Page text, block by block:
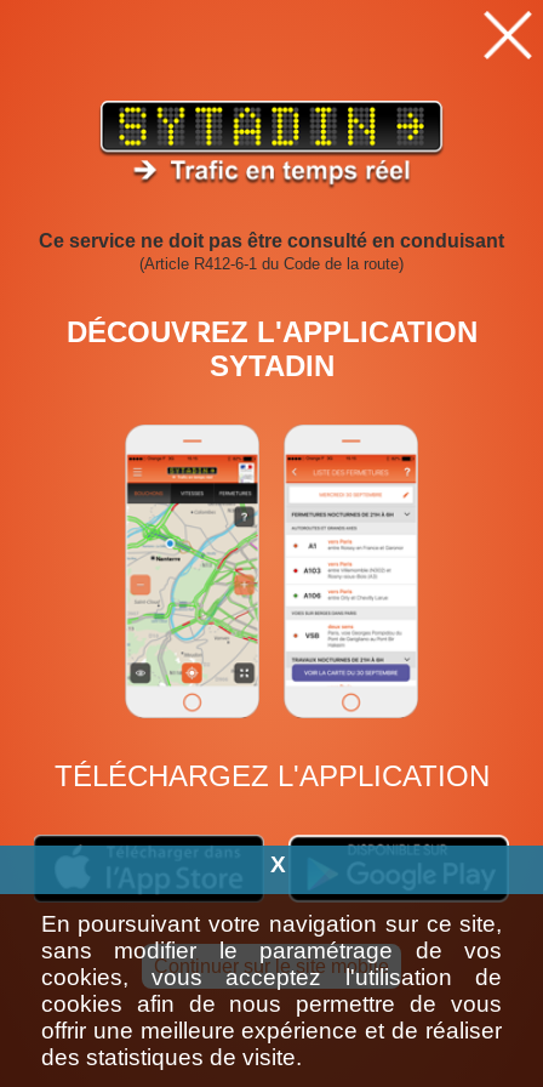
Ce service ne doit pas être consulté en conduisant
(Article R412-6-1 du Code de la route)
DÉCOUVREZ L'APPLICATION
SYTADIN
TÉLÉCHARGEZ L'APPLICATION
Continuer sur le site mobile
BOUCHONS VITESSES
FERMETURES
Bouchons le 07/08/2026 à 11:00
X
En poursuivant votre navigation sur ce site,
sans modifier le paramétrage de vos
cookies, vous acceptez l'utilisation de
cookies afin de nous permettre de vous
offrir une meilleure expérience et de réaliser
des statistiques de visite.